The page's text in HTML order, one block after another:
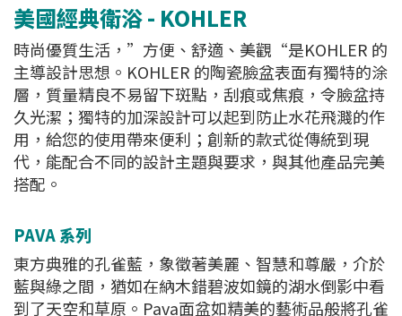
美國經典衛浴 - KOHLER
時尚優質生活，”方便、舒適、美觀“是KOHLER 的
主導設計思想。KOHLER 的陶瓷臉盆表面有獨特的涂
層，質量精良不易留下斑點，刮痕或焦痕，令臉盆持
久光潔；獨特的加深設計可以起到防止水花飛濺的作
用，給您的使用帶來便利；創新的款式從傳統到現
代，能配合不同的設計主題與要求，與其他產品完美
搭配。
PAVA 系列
東方典雅的孔雀藍，象徵著美麗、智慧和尊嚴，介於
藍與綠之間，猶如在納木錯碧波如鏡的湖水倒影中看
到了天空和草原。Pava面盆如精美的藝術品般將孔雀